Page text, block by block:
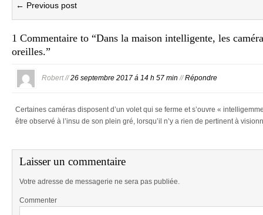
← Previous post
1 Commentaire to “Dans la maison intelligente, les
oreilles.”
Robert //26 septembre 2017 á 14 h 57 min //Répondre
Certaines caméras disposent d’un volet qui se ferme et s’ouvre «
être observé à l’insu de son plein gré, lorsqu’il n’y a rien de pertinent à
Laisser un commentaire
Votre adresse de messagerie ne sera pas publiée.
Commenter